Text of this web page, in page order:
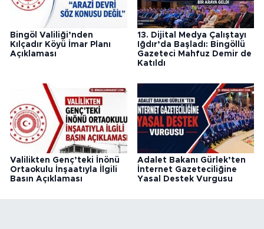
Bingöl Valiliği’nden
Kılçadır Köyü İmar Planı
Açıklaması
13. Dijital Medya Çalıştayı
Iğdır’da Başladı: Bingöllü
Gazeteci Mahfuz Demir de
Katıldı
Valilikten Genç’teki İnönü
Ortaokulu İnşaatıyla İlgili
Basın Açıklaması
Adalet Bakanı Gürlek’ten
İnternet Gazeteciliğine
Yasal Destek Vurgusu